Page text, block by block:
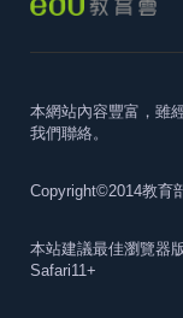
本網站內容豐富，雖
我們聯絡。
Copyright©2014教育
本站建議最佳瀏覽器
Safari11+